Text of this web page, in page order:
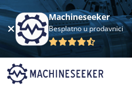
Machineseeker
Besplatno u prodavnici